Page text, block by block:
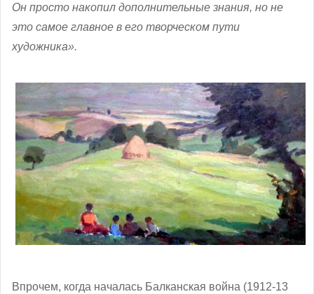
Он просто накопил дополнительные знания, но не
это самое главное в его творческом пути
художника».
Впрочем, когда началась Балканская война (1912-13